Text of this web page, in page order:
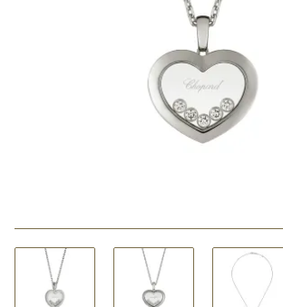
ROLEX CERTIFIED PRE-OWNED
ACCESSOIRES